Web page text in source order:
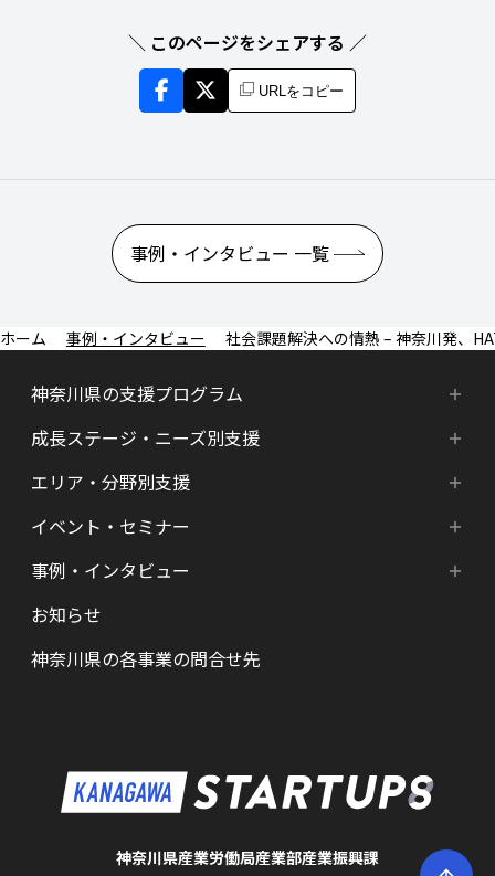
＼ このページをシェアする ／
URLをコピー
事例・インタビュー 一覧
事例・インタビュー 社会課題解決への情熱 – 神奈川発、
神奈川県の支援プログラム
神奈川県の支援プログラム
HATSU-SHINKANAGAWA
HATSU起業家支援プログラム
SHINみなとみらい
KID
成長ステージ・ニーズ別支援
成長ステージ・ニーズ別支援
起業準備期支援（アイデア段階）
シード期支援（事業創出段階）
アーリー期支援（事業拡大段階）
メンター・サポーターの紹介
エリア・分野別支援
エリア・分野別支援
HATSU-SHIN の支援拠点
県内の支援拠点・コミュニティー
特区制度（国家戦略特区等）
ロボット産業・宇宙関連産業
イベント・セミナー
新着情報
カレンダー
事例・インタビュー
インタビュー（一覧）
お知らせ
神奈川県の各事業の問合せ先
神奈川県産業労働局産業部産業振興課